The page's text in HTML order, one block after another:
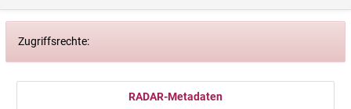
Zugriffsrechte:
RADAR-Metadaten